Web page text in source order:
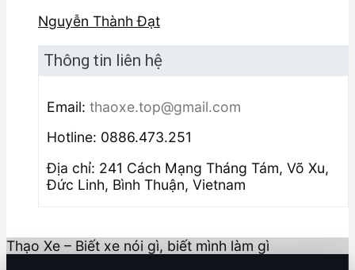
Nguyễn Thành Đạt
Thông tin liên hệ
Email: thaoxe.top@gmail.com
Hotline: 0886.473.251
Địa chỉ: 241 Cách Mạng Tháng Tám, Võ Xu,
Đức Linh, Bình Thuận, Vietnam
Thạo Xe – Biết xe nói gì, biết mình làm gì